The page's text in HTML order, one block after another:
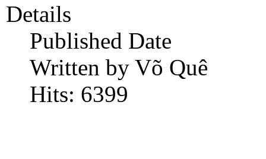
Details
Published Date
Written by Võ Quê
Hits: 6399